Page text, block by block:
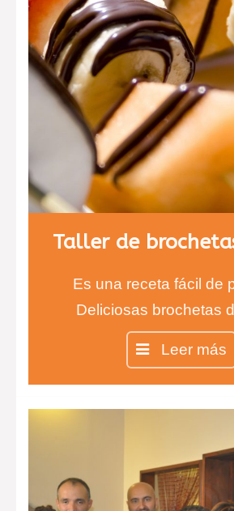
Es una receta fácil de
Deliciosas brochetas
cubiertas de chocolate
blanco. Los más
encantados de comer
sabor a chocolate.
degustar nuevos
que alegrarán sus
Leer más